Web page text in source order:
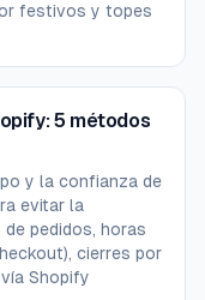
festivos y topes
5 métodos
y la confianza de
evitar la
pedidos, horas
cierres por
Shopify